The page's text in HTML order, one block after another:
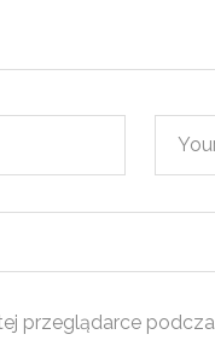
przeglądarce